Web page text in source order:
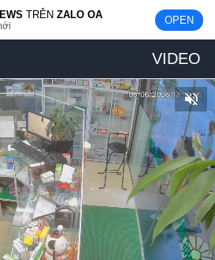
TRÊNZALO OA OPEN
VIDEO